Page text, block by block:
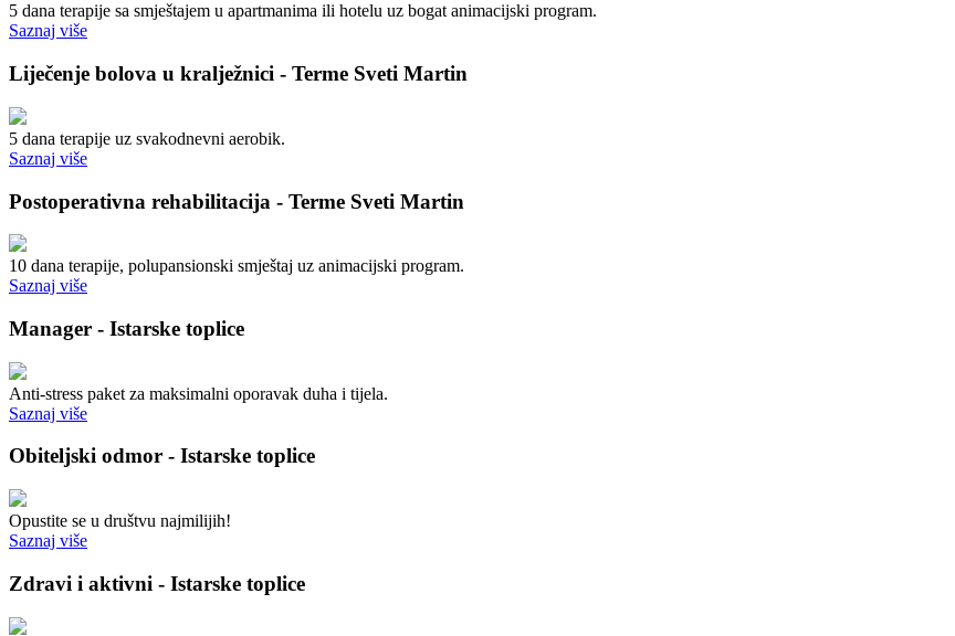
5 dana terapije sa smještajem u apartmanima ili hotelu uz bogat animacijski program.
Saznaj više
Liječenje bolova u kralježnici - Terme Sveti Martin
5 dana terapije uz svakodnevni aerobik.
Saznaj više
Postoperativna rehabilitacija - Terme Sveti Martin
10 dana terapije, polupansionski smještaj uz animacijski program.
Saznaj više
Manager - Istarske toplice
Anti-stress paket za maksimalni oporavak duha i tijela.
Saznaj više
Obiteljski odmor - Istarske toplice
Opustite se u društvu najmilijih!
Saznaj više
Zdravi i aktivni - Istarske toplice